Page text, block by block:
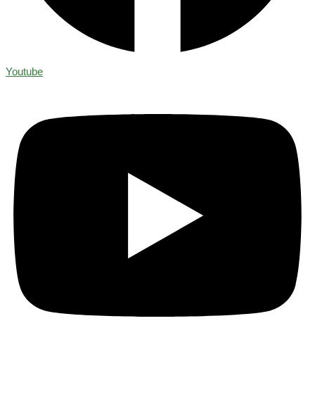
Youtube